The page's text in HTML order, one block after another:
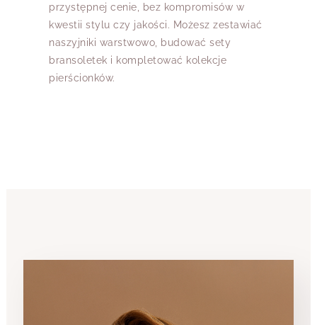
przystępnej cenie, bez kompromisów w
kwestii stylu czy jakości. Możesz zestawiać
naszyjniki warstwowo, budować sety
bransoletek i kompletować kolekcje
pierścionków.